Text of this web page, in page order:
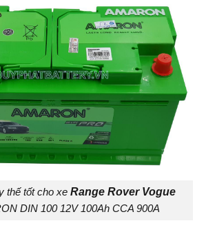
thế tốt cho xe Range Rover Vogue
DIN 100 12V 100Ah CCA 900A